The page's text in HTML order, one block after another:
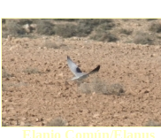
Elanio Común/Elanus